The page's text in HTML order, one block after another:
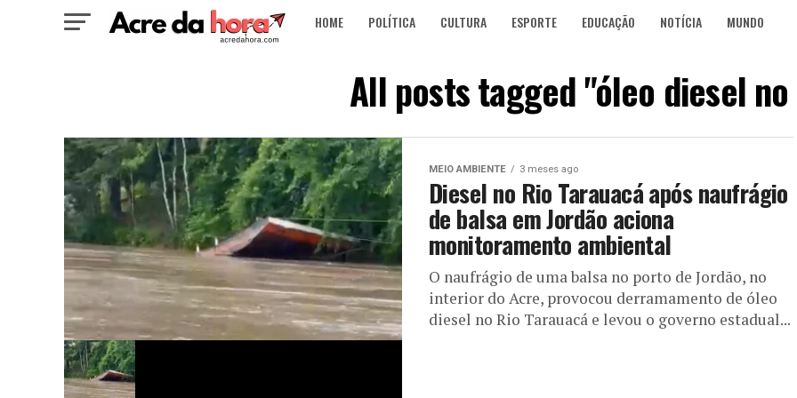
HOME POLÍTICA CULTURA ESPORTE EDUCAÇÃO NOTÍCIA MUNDO
All posts tagged "óleo diesel
MEIO AMBIENTE 3 meses ago
Diesel no Rio Tarauacá após naufrágio
de balsa em Jordão aciona
monitoramento ambiental
O naufrágio de uma balsa no porto de Jordão, no
interior do Acre, provocou derramamento de óleo
diesel no Rio Tarauacá e levou o governo estadual...